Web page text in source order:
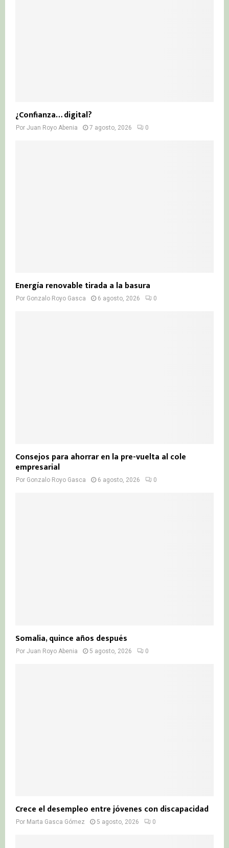
¿Confianza… digital?
Por Juan Royo Abenia 7 agosto, 2026 0
Energía renovable tirada a la basura
Por Gonzalo Royo Gasca 6 agosto, 2026 0
Consejos para ahorrar en la pre-vuelta al cole
empresarial
Por Gonzalo Royo Gasca 6 agosto, 2026 0
Somalia, quince años después
Por Juan Royo Abenia 5 agosto, 2026 0
Crece el desempleo entre jóvenes con discapacidad
Por Marta Gasca Gómez 5 agosto, 2026 0